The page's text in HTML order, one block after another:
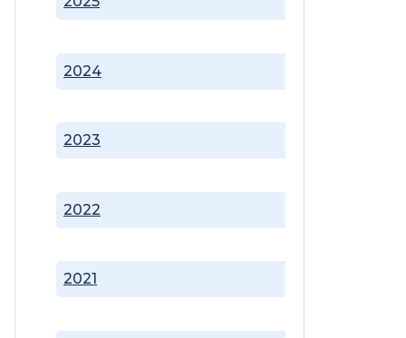
2021
2022
2023
2024